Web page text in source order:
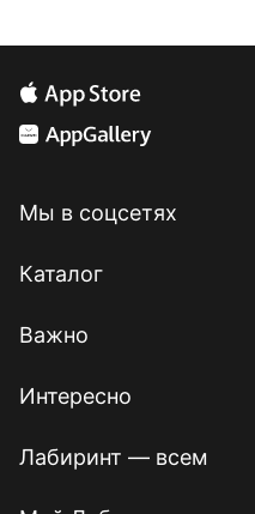
Мы в соцсетях
Каталог
Важно
Интересно
Лабиринт — всем